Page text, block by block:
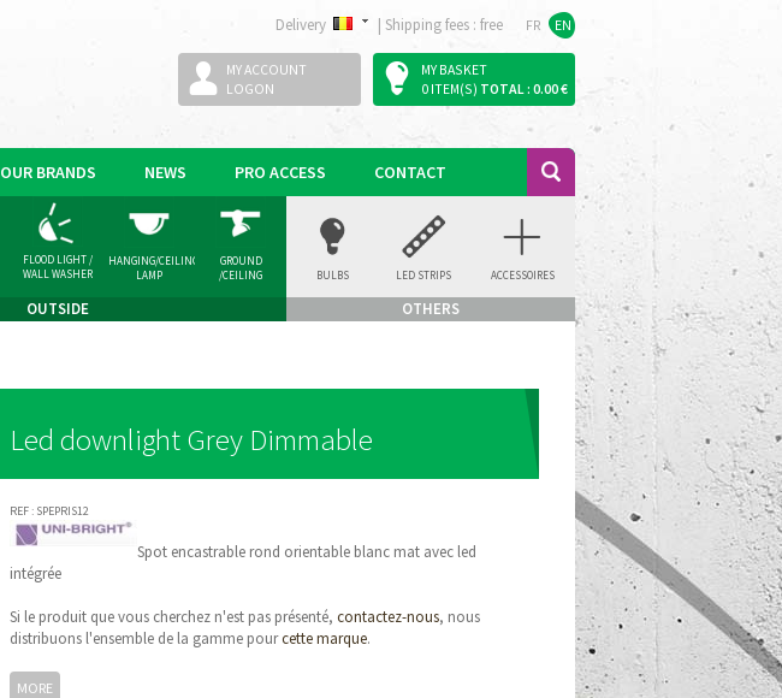
Delivery | Shipping fees : free FR EN
MY ACCOUNT
LOGON
MY BASKET
0 ITEM(S) TOTAL : 0.00 €
OUR BRANDS NEWS PRO ACCESS CONTACT
OUTSIDE
FLOOD LIGHT /
WALL WASHER
HANGING/CEILING
LAMP
GROUND
/CEILING
OTHERS
BULBS LED STRIPS ACCESSOIRES
Led downlight Grey Dimmable
REF : SPEPRIS12
Spot encastrable rond orientable blanc mat avec led
intégrée
Si le produit que vous cherchez n'est pas présenté, contactez-nous, nous
distribuons l'ensemble de la gamme pourcette marque.
MORE